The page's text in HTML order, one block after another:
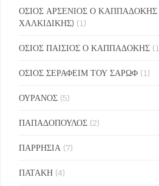
ΟΣΙΟΣ ΑΡΣΕΝΙΟΣ Ο ΚΑΠΠΑΔΟΚΗΣ
ΧΑΛΚΙΔΙΚΗΣ) (1)
ΟΣΙΟΣ ΠΑΙΣΙΟΣ Ο ΚΑΠΠΑΔΟΚΗΣ
ΟΣΙΟΣ ΣΕΡΑΦΕΙΜ ΤΟΥ ΣΑΡΩΦ (1)
ΟΥΡΑΝΟΣ (5)
ΠΑΠΑΔΟΠΟΥΛΟΣ (2)
ΠΑΡΡΗΣΙΑ (7)
ΠΑΤΑΚΗ (4)